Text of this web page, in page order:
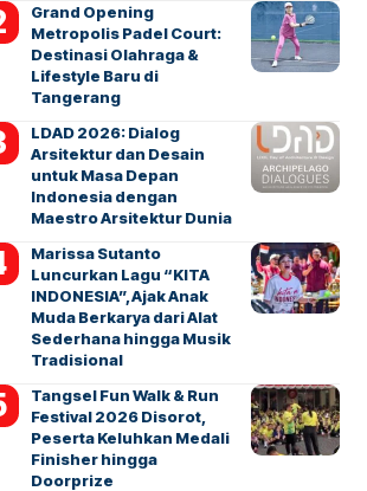
Grand Opening
Metropolis Padel Court:
Destinasi Olahraga &
Lifestyle Baru di
Tangerang
LDAD 2026: Dialog
Arsitektur dan Desain
untuk Masa Depan
Indonesia dengan
Maestro Arsitektur Dunia
Marissa Sutanto
Luncurkan Lagu “KITA
INDONESIA”, Ajak Anak
Muda Berkarya dari Alat
Sederhana hingga Musik
Tradisional
Tangsel Fun Walk & Run
Festival 2026 Disorot,
Peserta Keluhkan Medali
Finisher hingga
Doorprize